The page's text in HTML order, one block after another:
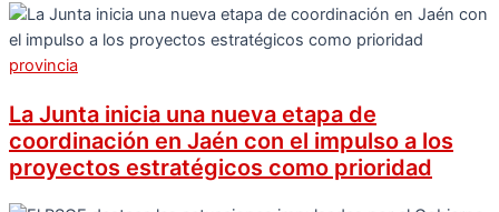
provincia
La Junta inicia una nueva etapa de
coordinación en Jaén con el impulso a los
proyectos estratégicos como prioridad